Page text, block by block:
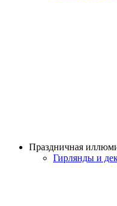
Праздничная
Гирлянды и